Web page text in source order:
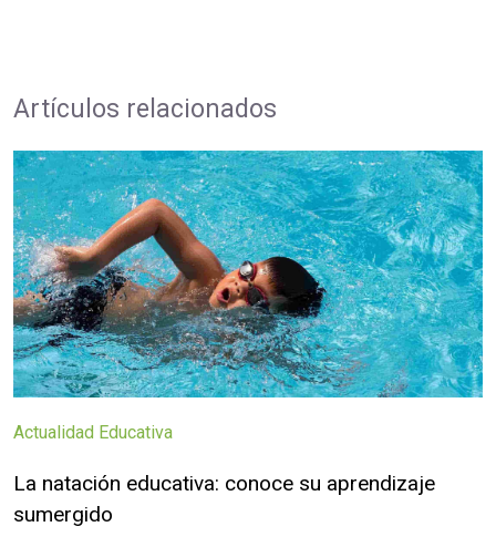
Artículos relacionados
Actualidad Educativa
La natación educativa: conoce su aprendizaje
sumergido